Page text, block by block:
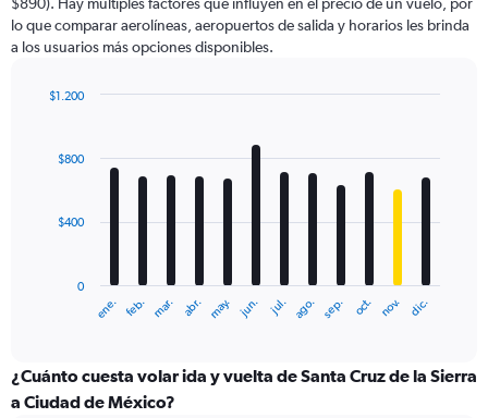
1
Y
axis
values.
$890). Hay múltiples factores que influyen en el precio de un vuelo, por
lo que comparar aerolíneas, aeropuertos de salida y horarios les brinda
a los usuarios más opciones disponibles.
with
The
categories.
Range:
ene. feb. mar. abr. may. jun. jul. ago. sep. oct. nov. dic.
0
$400
$800
$1.200
¿Cuánto cuesta volar ida y vuelta de Santa Cruz de la Sierra
a Ciudad de México?